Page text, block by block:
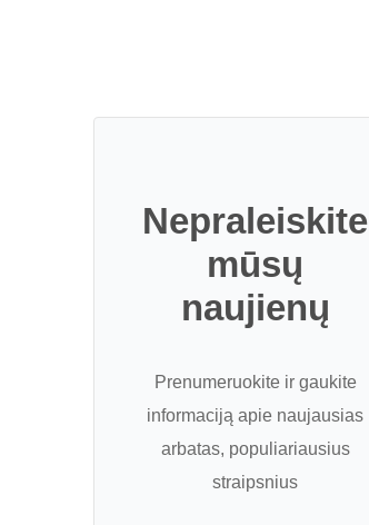
Nepraleiskite
mūsų
naujienų
Prenumeruokite ir gaukite
informaciją apie naujausias
arbatas, populiariausius
straipsnius